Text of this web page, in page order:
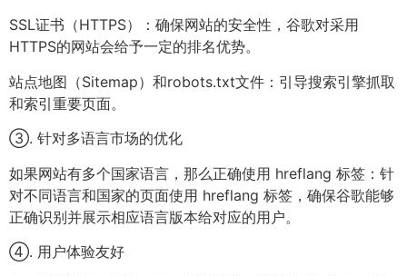
SSL证书（HTTPS）：确保网站的安全性，谷歌对采用
HTTPS的网站会给予一定的排名优势。
站点地图（Sitemap）和robots.txt文件：引导搜索引擎抓取
和索引重要页面。
③. 针对多语言市场的优化
如果网站有多个国家语言，那么正确使用 hreflang 标签：针
对不同语言和国家的页面使用 hreflang 标签，确保谷歌能够
正确识别并展示相应语言版本给对应的用户。
④. 用户体验友好